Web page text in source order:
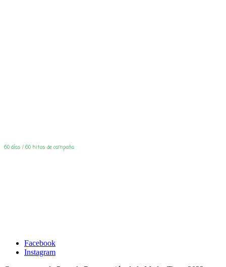
60 días / 60 hitos de campaña
Facebook
Instagram